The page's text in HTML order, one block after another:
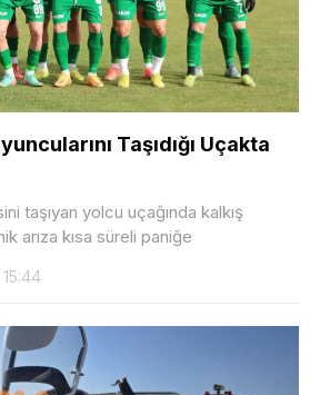
Taşıdığı Uçakta
taşıyan yolcu uçağında kalkış
arıza kısa süreli paniğe